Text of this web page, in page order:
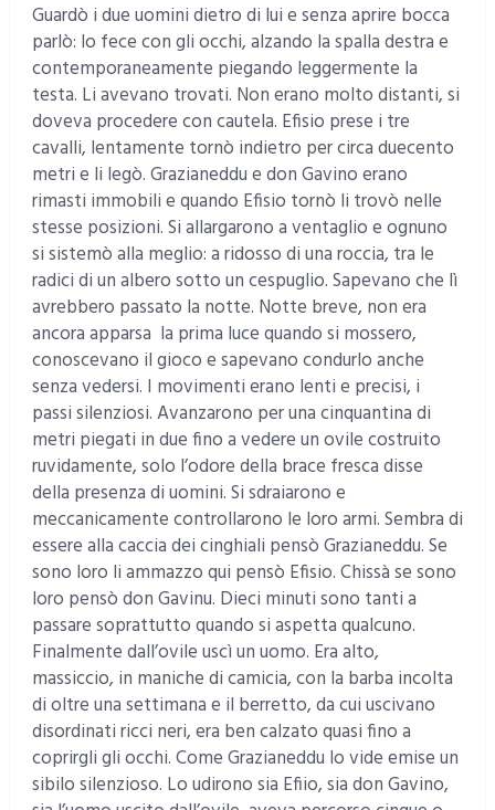
Guardò i due uomini dietro di lui e senza aprire bocca
parlò: lo fece con gli occhi, alzando la spalla destra e
contemporaneamente piegando leggermente la
testa. Li avevano trovati. Non erano molto distanti, si
doveva procedere con cautela. Efisio prese i tre
cavalli, lentamente tornò indietro per circa duecento
metri e li legò. Grazianeddu e don Gavino erano
rimasti immobili e quando Efisio tornò li trovò nelle
stesse posizioni. Si allargarono a ventaglio e ognuno
si sistemò alla meglio: a ridosso di una roccia, tra le
radici di un albero sotto un cespuglio. Sapevano che lì
avrebbero passato la notte. Notte breve, non era
ancora apparsa la prima luce quando si mossero,
conoscevano il gioco e sapevano condurlo anche
senza vedersi. I movimenti erano lenti e precisi, i
passi silenziosi. Avanzarono per una cinquantina di
metri piegati in due fino a vedere un ovile costruito
ruvidamente, solo l’odore della brace fresca disse
della presenza di uomini. Si sdraiarono e
meccanicamente controllarono le loro armi. Sembra di
essere alla caccia dei cinghiali pensò Grazianeddu. Se
sono loro li ammazzo qui pensò Efisio. Chissà se sono
loro pensò don Gavinu. Dieci minuti sono tanti a
passare soprattutto quando si aspetta qualcuno.
Finalmente dall’ovile uscì un uomo. Era alto,
massiccio, in maniche di camicia, con la barba incolta
di oltre una settimana e il berretto, da cui uscivano
disordinati ricci neri, era ben calzato quasi fino a
coprirgli gli occhi. Come Grazianeddu lo vide emise un
sibilo silenzioso. Lo udirono sia Efiio, sia don Gavino,